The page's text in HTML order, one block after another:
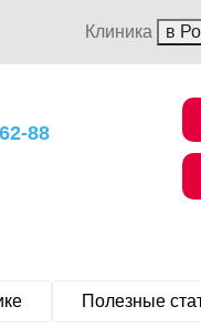
Клиника в
88
Полезные